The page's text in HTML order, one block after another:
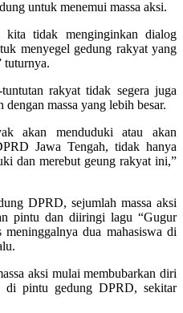
untuk menemui massa aksi.
kita tidak menginginkan dialog
menyegel gedung rakyat yang
tuturnya.
rakyat tidak segera juga
massa yang lebih besar.
akan menduduki atau akan
Jawa Tengah, tidak hanya
dan merebut geung rakyat ini,”
DPRD, sejumlah massa aksi
pintu dan diiringi lagu “Gugur
dua mahasiswa di
aksi mulai membubarkan diri
di pintu gedung DPRD, sekitar